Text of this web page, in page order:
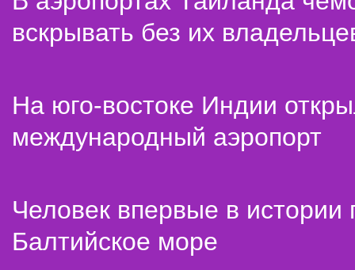
вскрывать без их
На юго-востоке Индии
международный аэропорт
Человек впервые в истории
Балтийское море